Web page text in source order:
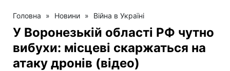
Головна » Новини » Війна в Україні
У Воронезькій області РФ чутно
вибухи: місцеві скаржаться на
атаку дронів (відео)